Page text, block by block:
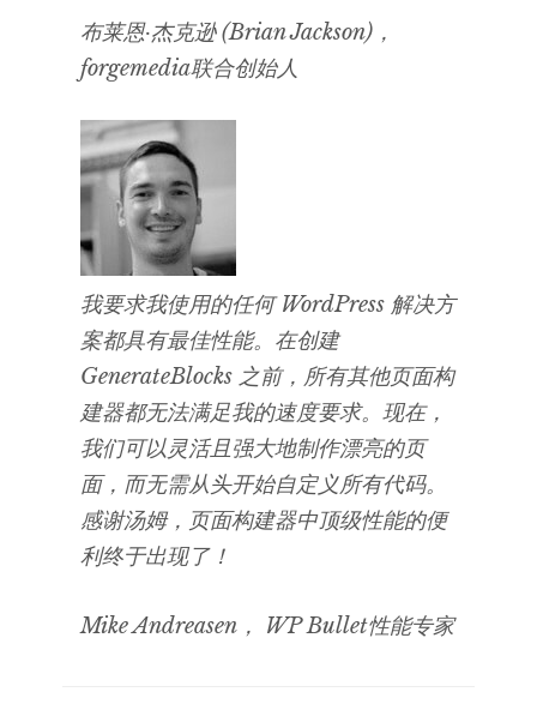
布莱恩·杰克逊 (Brian Jackson)，
forgemedia联合创始人
我要求我使用的任何 WordPress 解决方
案都具有最佳性能。在创建
GenerateBlocks 之前，所有其他页面构
建器都无法满足我的速度要求。现在，
我们可以灵活且强大地制作漂亮的页
面，而无需从头开始自定义所有代码。
感谢汤姆，页面构建器中顶级性能的便
利终于出现了！
Mike Andreasen， WP Bullet性能专家